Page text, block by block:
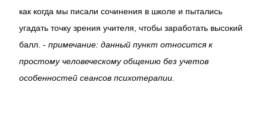
как когда мы писали сочинения в школе и пытались
угадать точку зрения учителя, чтобы заработать высокий
балл. - примечание: данный пункт относится к
простому человеческому общению без учетов
особенностей сеансов психотерапии.